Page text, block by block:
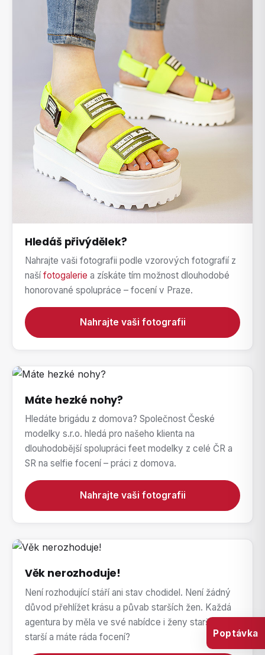
Hledáš přivýdělek?
Nahrajte vaši fotografii podle vzorových fotografií z
naší fotogalerie a získáte tím možnost dlouhodobé
honorované spolupráce – focení v Praze.
Nahrajte vaši fotografii
Máte hezké nohy?
Hledáte brigádu z domova? Společnost České
modelky s.r.o. hledá pro našeho klienta na
dlouhodobější spolupráci feet modelky z celé ČR a
SR na selfie focení – práci z domova.
Nahrajte vaši fotografii
Věk nerozhoduje!
Není rozhodující stáří ani stav chodidel. Není žádný
důvod přehlížet krásu a půvab starších žen. Každá
agentura by měla ve své nabídce i ženy starší. Jste
starší a máte ráda focení?
Poptávka